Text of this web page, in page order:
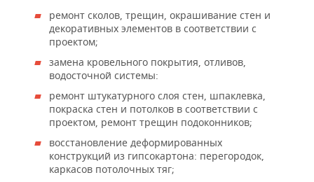
ремонт сколов, трещин, окрашивание стен и
декоративных элементов в соответствии с
проектом;
замена кровельного покрытия, отливов,
водосточной системы:
ремонт штукатурного слоя стен, шпаклевка,
покраска стен и потолков в соответствии с
проектом, ремонт трещин подоконников;
восстановление деформированных
конструкций из гипсокартона: перегородок,
каркасов потолочных тяг;